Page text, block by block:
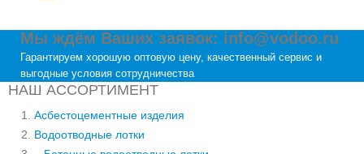
Мы ждём Ваших заявок: info@vodoo.ru
Гарантируем хорошую оптовую цену, качественный сервис и
выгодные условия сотрудничества
НАШ АССОРТИМЕНТ
Асбестоцементные изделия
Водоотводные лотки